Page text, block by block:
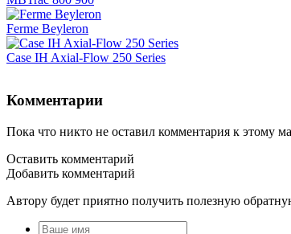
Ferme Beyleron
Case IH Axial-Flow 250 Series
Комментарии
Пока что никто не оставил комментария к этому
Оставить комментарий
Добавить комментарий
Автору будет приятно получить полезную